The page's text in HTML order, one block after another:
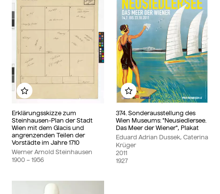
Erklärungsskizze zum
Steinhausen-Plan der Stadt
Wien mit dem Glacis und
angrenzenden Teilen der
Vorstädte im Jahre 1710
Werner Arnold Steinhausen
1900 – 1956
Zu meinem Album hinzufügen
374. Sonderausstellung des
Wien Museums: "Neusiedlersee.
Das Meer der Wiener", Plakat
Eduard Adrian Dussek, Caterina
Krüger
2011
1927
Zu meinem Album